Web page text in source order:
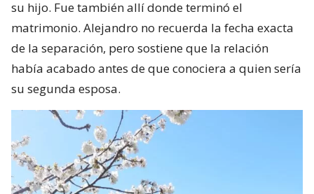
su hijo. Fue también allí donde terminó el
matrimonio. Alejandro no recuerda la fecha exacta
de la separación, pero sostiene que la relación
había acabado antes de que conociera a quien sería
su segunda esposa.